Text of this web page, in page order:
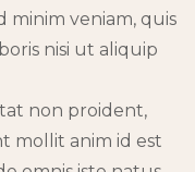
minim veniam, quis
nisi ut aliquip
non proident,
mollit anim id est